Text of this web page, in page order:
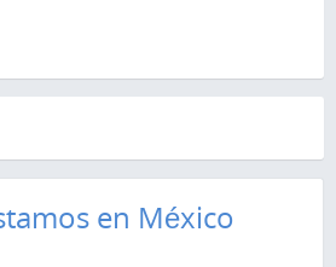
en México